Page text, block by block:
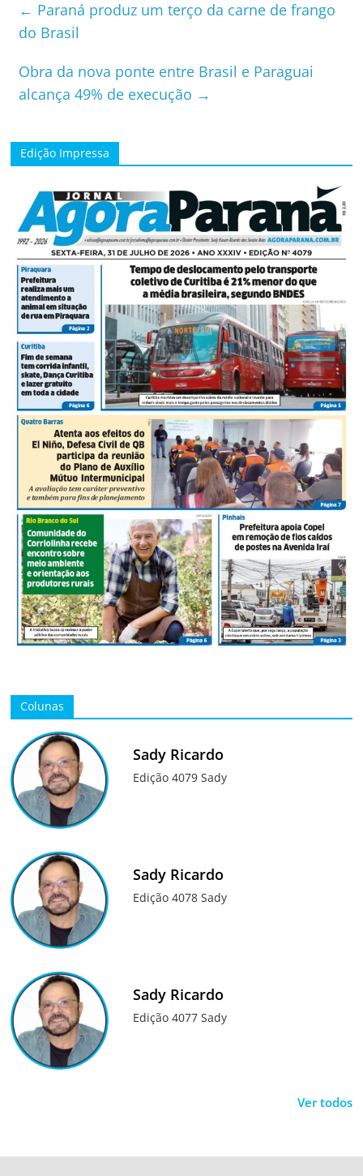
← Paraná produz um terço da carne de frango
do Brasil
Obra da nova ponte entre Brasil e Paraguai
alcança 49% de execução →
Edição Impressa
Colunas
Sady Ricardo
Edição 4079 Sady
Sady Ricardo
Edição 4078 Sady
Sady Ricardo
Edição 4077 Sady
Ver todos